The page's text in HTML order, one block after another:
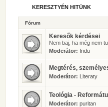
KERESZTYÉN HITÜNK
Fórum
Keresők kérdései
Nem baj, ha még nem
Moderátor: Indu
Megtérés,
Moderátor: Literaty
Teológia -
Moderátor: puritan